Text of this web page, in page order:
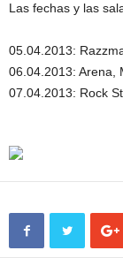
Las fechas y las
05.04.2013:
06.04.2013: Arena,
07.04.2013: Rock